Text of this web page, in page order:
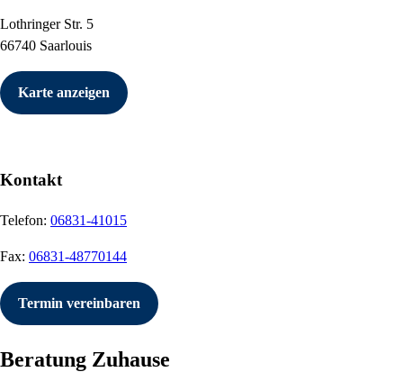
Lothringer Str. 5
66740 Saarlouis
Karte anzeigen
Kontakt
Telefon: 06831-41015
Fax: 06831-48770144
Termin vereinbaren
Beratung Zuhause